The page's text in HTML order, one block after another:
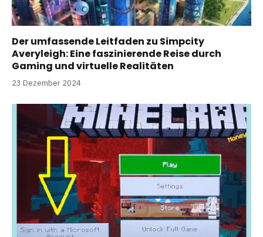
Der umfassende Leitfaden zu Simpcity
Averyleigh: Eine faszinierende Reise durch
Gaming und virtuelle Realitäten
23 Dezember 2024